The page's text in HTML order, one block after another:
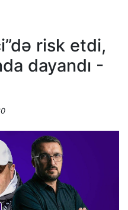
risk etdi,
dayandı -